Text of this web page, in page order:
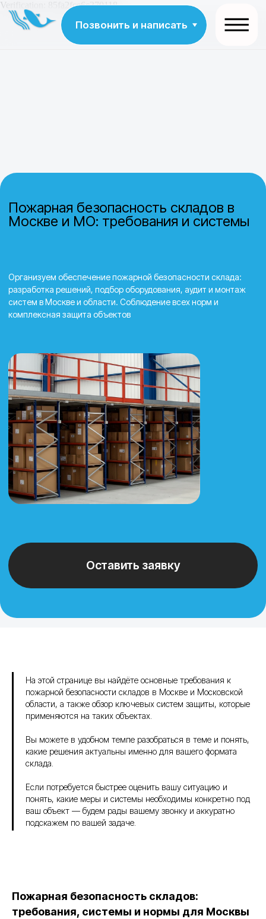
Verification: 85fa2fce6c370118
Позвонить и написать
Оставить заявку
разработка решений, подбор оборудования, аудит и монтаж
систем в Москве и области. Соблюдение всех норм и
комплексная защита объектов
На этой странице вы найдёте основные требования к
пожарной безопасности складов в Москве и Московской
области, а также обзор ключевых систем защиты, которые
применяются на таких объектах.
Вы можете в удобном темпе разобраться в теме и понять,
какие решения актуальны именно для вашего формата
склада.
Если потребуется быстрее оценить вашу ситуацию и
понять, какие меры и системы необходимы конкретно под
ваш объект — будем рады вашему звонку и аккуратно
подскажем по вашей задаче.
Пожарная безопасность складов:
требования, системы и нормы для Москвы